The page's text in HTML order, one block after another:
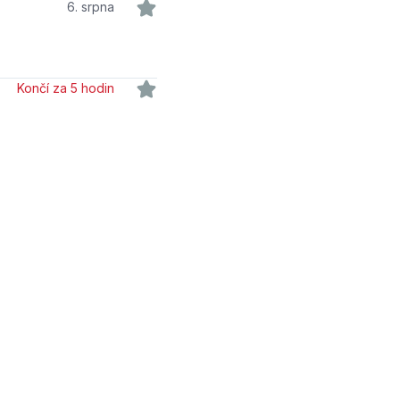
6. srpna
Končí za 5 hodin